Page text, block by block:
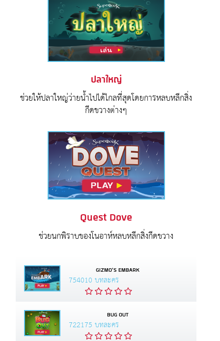
ปลาใหญ่
ช่วยให้ปลาใหญ่ว่ายน้ำไปได้ไกลที่สุดโดยการหลบหลีกสิ่ง
กีดขวางต่างๆ
Quest Dove
ช่วยนกพิราบของโนอาห์หลบหลีกสิ่งกีดขวาง
GIZMO'S EMBARK
754010 บทละคร
BUG OUT
722175 บทละคร